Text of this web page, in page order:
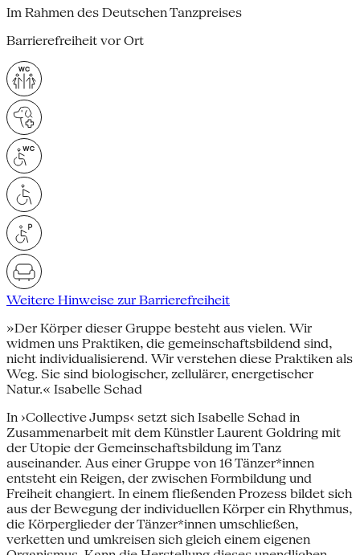
Im Rahmen des Deutschen Tanzpreises
Barrierefreiheit vor Ort
Weitere Hinweise zur Barrierefreiheit
»Der Körper dieser Gruppe besteht aus vielen. Wir
widmen uns Praktiken, die gemeinschaftsbildend sind,
nicht individualisierend. Wir verstehen diese Praktiken als
Weg. Sie sind biologischer, zellulärer, energetischer
Natur.« Isabelle Schad
In ›Collective Jumps‹ setzt sich Isabelle Schad in
Zusammenarbeit mit dem Künstler Laurent Goldring mit
der Utopie der Gemeinschaftsbildung im Tanz
auseinander. Aus einer Gruppe von 16 Tänzer*innen
entsteht ein Reigen, der zwischen Formbildung und
Freiheit changiert. In einem fließenden Prozess bildet sich
aus der Bewegung der individuellen Körper ein Rhythmus,
die Körperglieder der Tänzer*innen umschließen,
verketten und umkreisen sich gleich einem eigenen